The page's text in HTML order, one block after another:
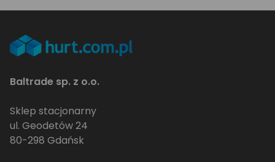
Baltrade sp. z o.o.
Sklep stacjonarny
ul. Geodetów 24
80-298 Gdańsk